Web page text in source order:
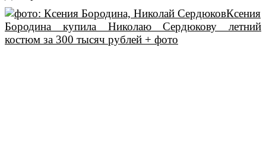
Ксения
Бородина купила Николаю Сердюкову летний
костюм за 300 тысяч рублей + фото